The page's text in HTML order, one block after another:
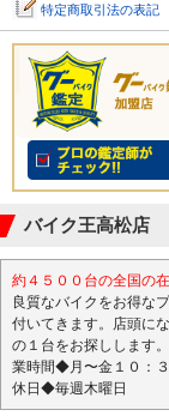
特定商取引法の表記
バイク王高松店
約４５００台の全国の
良質なバイクをお得な
付いてきます。店頭に
の１台をお探しします
業時間◆月〜金１０：
休日◆毎週木曜日